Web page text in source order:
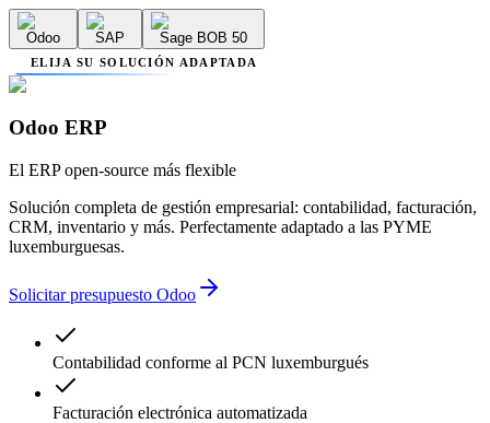
Odoo SAP Sage BOB 50
ELIJA SU SOLUCIÓN ADAPTADA
Odoo ERP
El ERP open-source más flexible
Solución completa de gestión empresarial: contabilidad, facturación,
CRM, inventario y más. Perfectamente adaptado a las PYME
luxemburguesas.
Solicitar presupuesto Odoo
Contabilidad conforme al PCN luxemburgués
Facturación electrónica automatizada